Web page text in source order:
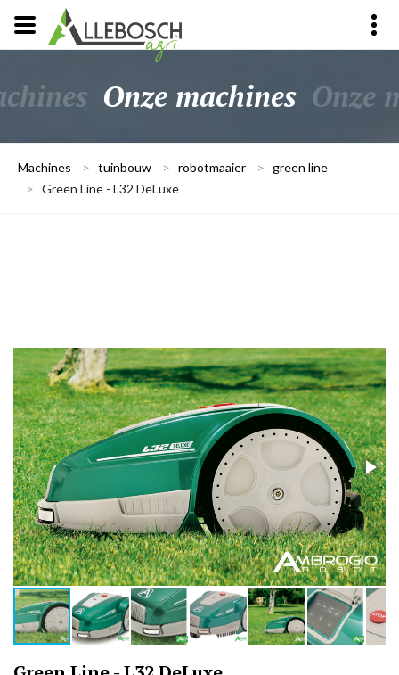
Onze machines Onze
Machines > tuinbouw > robotmaaier > green line
> Green Line - L32 DeLuxe